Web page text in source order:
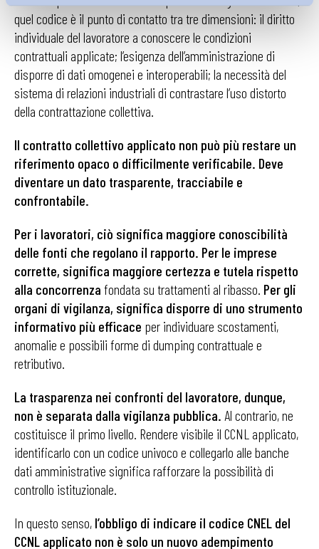
quel codice è il punto di contatto tra tre dimensioni: il diritto
individuale del lavoratore a conoscere le condizioni
contrattuali applicate; l’esigenza dell’amministrazione di
disporre di dati omogenei e interoperabili; la necessità del
sistema di relazioni industriali di contrastare l’uso distorto
della contrattazione collettiva.
Il contratto collettivo applicato non può più restare un
riferimento opaco o difficilmente verificabile. Deve
diventare un dato trasparente, tracciabile e
confrontabile.
Per i lavoratori, ciò significa maggiore conoscibilità
delle fonti che regolano il rapporto. Per le imprese
corrette, significa maggiore certezza e tutela rispetto
alla concorrenza fondata su trattamenti al ribasso. Per gli
organi di vigilanza, significa disporre di uno strumento
informativo più efficace per individuare scostamenti,
anomalie e possibili forme di dumping contrattuale e
retributivo.
La trasparenza nei confronti del lavoratore, dunque,
non è separata dalla vigilanza pubblica. Al contrario, ne
costituisce il primo livello. Rendere visibile il CCNL applicato,
identificarlo con un codice univoco e collegarlo alle banche
dati amministrative significa rafforzare la possibilità di
controllo istituzionale.
In questo senso, l’obbligo di indicare il codice CNEL del
CCNL applicato non è solo un nuovo adempimento